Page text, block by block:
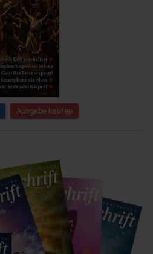
Ausgabe kaufen